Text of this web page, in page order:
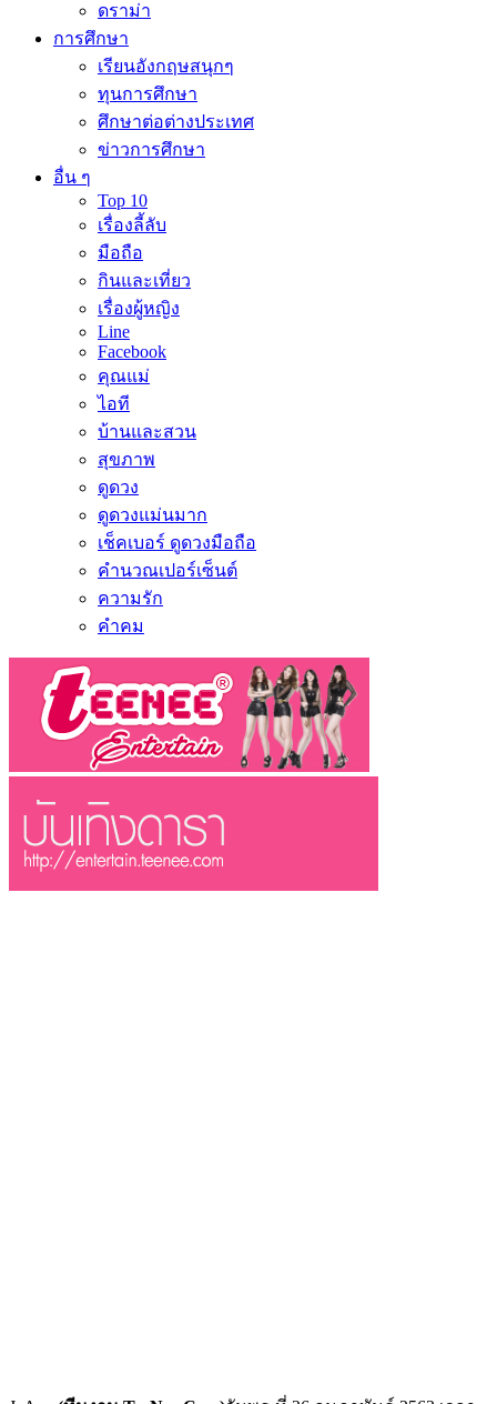
ดราม่า
การศึกษา
เรียนอังกฤษสนุกๆ
ทุนการศึกษา
ศึกษาต่อต่างประเทศ
ข่าวการศึกษา
อื่น ๆ
Top 10
เรื่องลี้ลับ
มือถือ
กินและเที่ยว
เรื่องผู้หญิง
Line
Facebook
คุณแม่
ไอที
บ้านและสวน
สุขภาพ
ดูดวง
ดูดวงแม่นมาก
เช็คเบอร์ ดูดวงมือถือ
คำนวณเปอร์เซ็นต์
ความรัก
คำคม